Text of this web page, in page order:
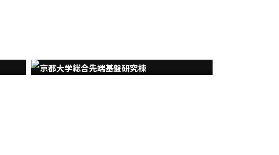
京都大学総合先端基盤研究棟